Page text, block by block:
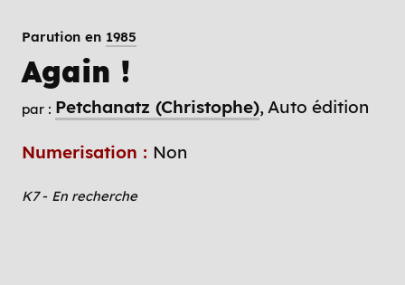
Parution en 1985
Again !
par : Petchanatz (Christophe) Auto édition
Numerisation : Non
K7- En recherche